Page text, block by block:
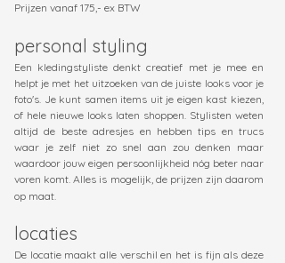
Prijzen vanaf 175,- ex BTW
personal styling
Een kledingstyliste denkt creatief met je mee en
helpt je met het uitzoeken van de juiste looks voor je
foto's. Je kunt samen items uit je eigen kast kiezen,
of hele nieuwe looks laten shoppen. Stylisten weten
altijd de beste adresjes en hebben tips en trucs
waar je zelf niet zo snel aan zou denken maar
waardoor jouw eigen persoonlijkheid nóg beter naar
voren komt. Alles is mogelijk, de prijzen zijn daarom
op maat.
locaties
De locatie maakt alle verschil en het is fijn als deze